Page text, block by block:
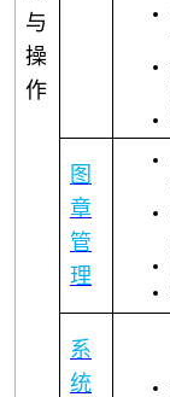
与
操
作
图
章
管
理
系
统